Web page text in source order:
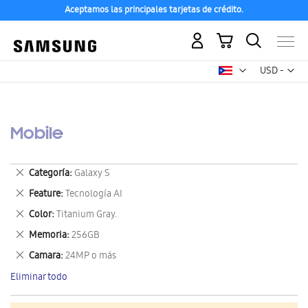
Aceptamos las principales tarjetas de crédito.
USD -
dólar
Mi carrito
Mobile
Categoría Galaxy S
Eliminar
este
artículo
Feature Tecnología AI
Eliminar
este
artículo
Color Titanium Gray.
Eliminar
este
artículo
Memoria 256GB
Eliminar
este
artículo
Camara 24MP o más
Eliminar
este
artículo
Eliminar todo